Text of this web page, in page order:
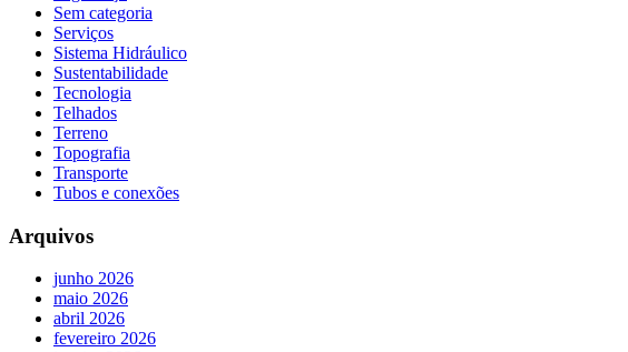
Sem categoria
Serviços
Sistema Hidráulico
Sustentabilidade
Tecnologia
Telhados
Terreno
Topografia
Transporte
Tubos e conexões
Arquivos
junho 2026
maio 2026
abril 2026
fevereiro 2026